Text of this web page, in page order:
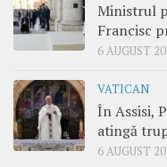
Ministrul
Francisc
6 AUGUST
VATICAN
În Assisi,
atingă
6 AUGUST